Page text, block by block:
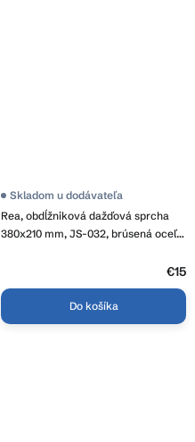
Rea, obdĺžniková dažďová sprcha
380x210 mm, JS-032, brúsená oceľ,
Skladom u dodávateľa
€15
Do košíka